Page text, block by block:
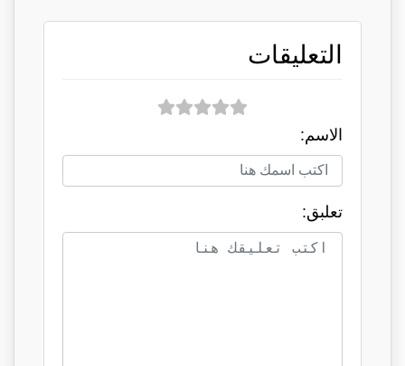
التعليقات
الاسم:
تعلبق: